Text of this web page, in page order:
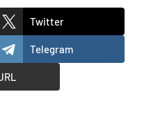
Twitter
Telegram